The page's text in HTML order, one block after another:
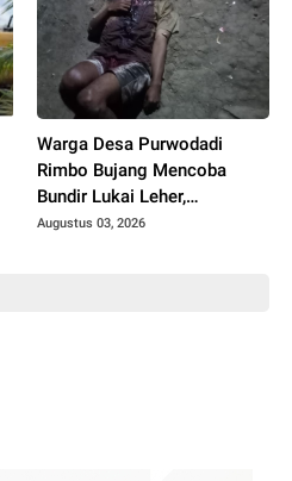
Warga Desa Purwodadi
Rimbo Bujang Mencoba
Bundir Lukai Leher,
Sebelumnya Pernah Potong
Augustus 03, 2026